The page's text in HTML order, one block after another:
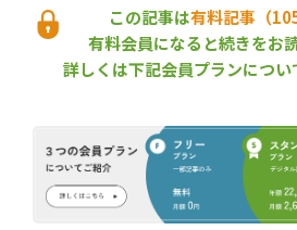
に中部電力と事業主体となる（株）釧路
市）を設立。日本製紙（株）釧路工場跡
と集成材工場を新設して、2027年4月か
法用ディメンションランバー、チップ、
だが、工事に必要な資材費や人件費な
確保することが難しくなったため、今年
計画の遂行を断念し、再検討を進めてい
集成材工場は断念し製材に特化、10 万
新たに打ち出した計画では、プロジェ
この記事は有料記事（
有料会員になると続きをお
詳しくは下記会員プランについ